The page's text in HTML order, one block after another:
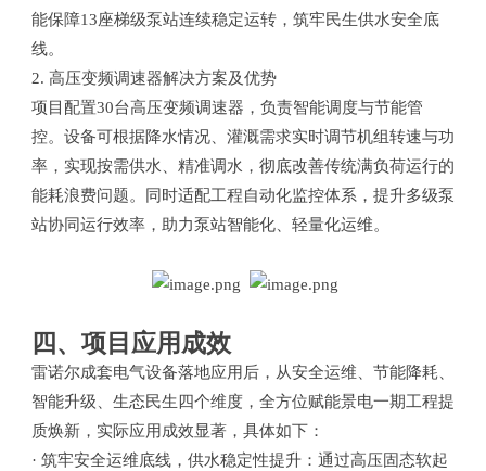
能保障13座梯级泵站连续稳定运转，筑牢民生供水安全底
线。
2. 高压变频调速器解决方案及优势
项目配置30台高压变频调速器，负责智能调度与节能管
控。设备可根据降水情况、灌溉需求实时调节机组转速与功
率，实现按需供水、精准调水，彻底改善传统满负荷运行的
能耗浪费问题。同时适配工程自动化监控体系，提升多级泵
站协同运行效率，助力泵站智能化、轻量化运维。
四、项目应用成效
雷诺尔成套电气设备落地应用后，从安全运维、节能降耗、
智能升级、生态民生四个维度，全方位赋能景电一期工程提
质焕新，实际应用成效显著，具体如下：
· 筑牢安全运维底线，供水稳定性提升：通过高压固态软起